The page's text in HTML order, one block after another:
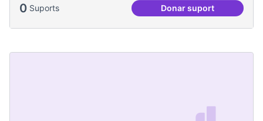
0 Suports Donar suport
Convivim a